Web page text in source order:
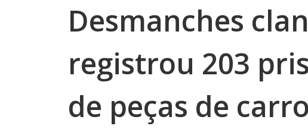
Desmanches
registrou 203
de peças de